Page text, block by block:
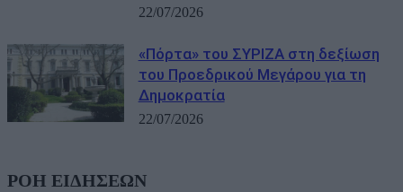
22/07/2026
«Πόρτα» του ΣΥΡΙΖΑ στη δεξίωση
του Προεδρικού Μεγάρου για τη
Δημοκρατία
22/07/2026
ΡΟΗ ΕΙΔΗΣΕΩΝ